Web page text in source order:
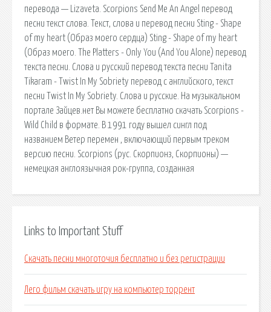
перевода — Lizaveta. Scorpions Send Me An Angel перевод
песни текст слова. Текст, слова и перевод песни Sting - Shape
of my heart (Образ моего сердца) Sting - Shape of my heart
(Образ моего. The Platters - Only You (And You Alone) перевод
текста песни. Слова и русский перевод текста песни Tanita
Tikaram - Twist In My Sobriety перевод с английского, текст
песни Twist In My Sobriety. Слова и русские. На музыкальном
портале Зайцев.нет Вы можете бесплатно скачать Scorpions -
Wild Child в формате. В 1991 году вышел сингл под
названием Ветер перемен , включающий первым треком
версию песни. Scorpions (рус. Скорпионз, Скорпионы) —
немецкая англоязычная рок-группа, созданная
Links to Important Stuff
Скачать песни многоточия бесплатно и без регистрации
Лего фильм скачать игру на компьютер торрент